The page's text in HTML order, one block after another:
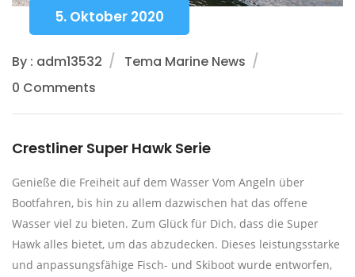
5. Oktober 2020
By : adm13532
Tema Marine News
0 Comments
Crestliner Super Hawk Serie
Genieße die Freiheit auf dem Wasser Vom Angeln über
Bootfahren, bis hin zu allem dazwischen hat das offene
Wasser viel zu bieten. Zum Glück für Dich, dass die Super
Hawk alles bietet, um das abzudecken. Dieses leistungsstarke
und anpassungsfähige Fisch- und Skiboot wurde entworfen,